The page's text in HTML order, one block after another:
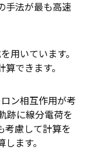
手法が最も高速
用いています。
できます。
ン相互作用が考
跡に線分電荷を
考慮して計算を
ます。